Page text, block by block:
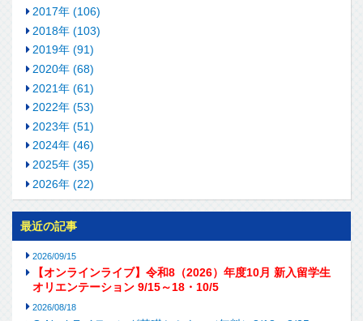
2017年 (106)
2018年 (103)
2019年 (91)
2020年 (68)
2021年 (61)
2022年 (53)
2023年 (51)
2024年 (46)
2025年 (35)
2026年 (22)
最近の記事
2026/09/15
【オンラインライブ】令和8（2026）年度10月 新入留学生
オリエンテーション 9/15～18・10/5
2026/08/18